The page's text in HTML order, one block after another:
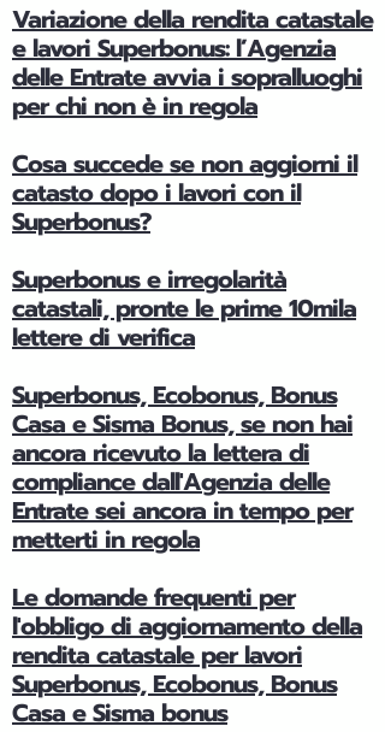
Variazione della rendita catastale
e lavori Superbonus: l’Agenzia
delle Entrate avvia i sopralluoghi
per chi non è in regola
Cosa succede se non aggiorni il
catasto dopo i lavori con il
Superbonus?
Superbonus e irregolarità
catastali, pronte le prime 10mila
lettere di verifica
Superbonus, Ecobonus, Bonus
Casa e Sisma Bonus, se non hai
ancora ricevuto la lettera di
compliance dall'Agenzia delle
Entrate sei ancora in tempo per
metterti in regola
Le domande frequenti per
l'obbligo di aggiornamento della
rendita catastale per lavori
Superbonus, Ecobonus, Bonus
Casa e Sisma bonus